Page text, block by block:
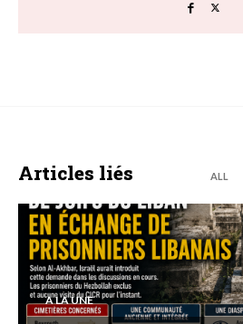
Articles liés ALL
A LA UNE